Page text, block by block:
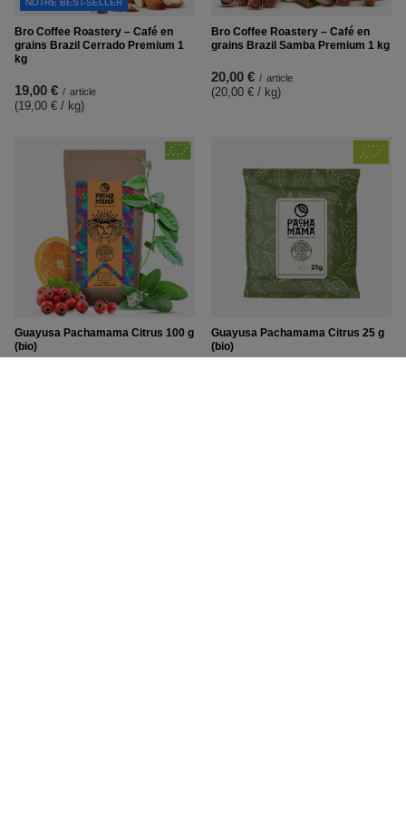
Bro Coffee Roastery – Café en
grains Brazil Cerrado Premium 1
kg
19,00 € / article
(19,00 € / kg)
Bro Coffee Roastery – Café en
grains Brazil Samba Premium 1 kg
20,00 € / article
(20,00 € / kg)
Guayusa Pachamama Citrus 100 g
(bio)
Guayusa Pachamama Citrus 25 g
(bio)